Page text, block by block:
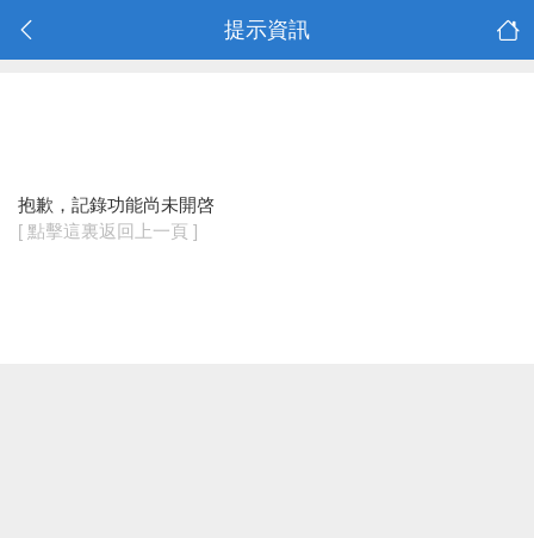
提示資訊
抱歉，記錄功能尚未開啓
[ 點擊這裏返回上一頁 ]